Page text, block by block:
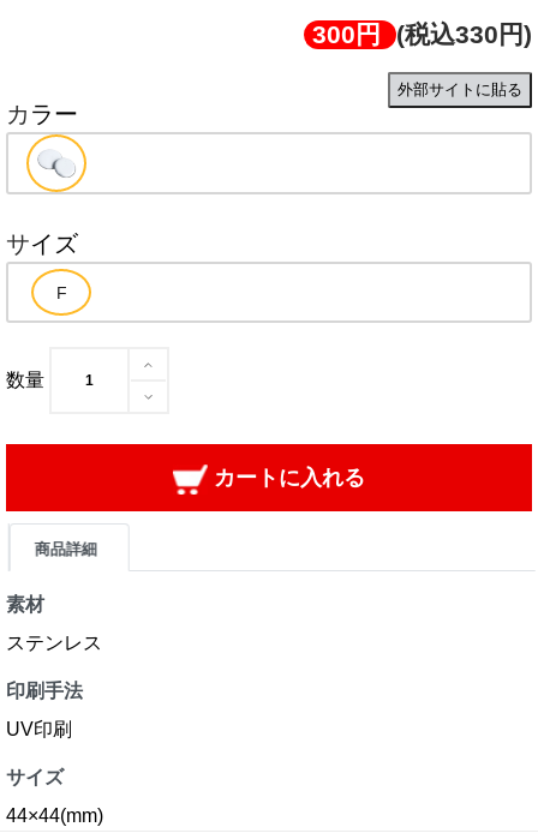
300円 (税込330円)
外部サイトに貼る
カラー
サイズ
数量
カートに入れる
商品詳細
素材
ステンレス
印刷手法
UV印刷
サイズ
44×44(mm)